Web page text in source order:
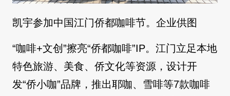
凯宇参加中国江门侨都咖啡节。企业供图
“咖啡+文创”擦亮“侨都咖啡”IP。江门立足本地
特色旅游、美食、侨文化等资源，设计开
发“侨小咖”品牌，推出耶咖、雪啡等7款咖啡